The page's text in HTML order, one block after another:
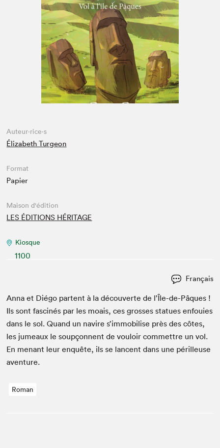
Espace enseignant·e·s
Espace pro
Auteur·rice·s
Élizabeth Turgeon
Format
Papier
Maison d'édition
LES ÉDITIONS HÉRITAGE
Kiosque
1100
Français
Anna et Dié­go par­tent à la décou­verte de l’Île-de-Pâques !
Ils sont fascinés par les moais, ces gross­es stat­ues enfouies
dans le sol. Quand un navire s’im­mo­bilise près des côtes,
les jumeaux le soupçon­nent de vouloir com­met­tre un vol.
En menant leur enquête, ils se lan­cent dans une périlleuse
aventure.
Roman